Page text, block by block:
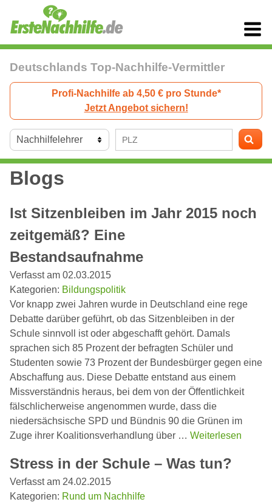
Deutschlands Top-Nachhilfe-Vermittler
Profi-Nachhilfe ab 4,50 € pro Stunde*
Jetzt Angebot sichern!
Blogs
Ist Sitzenbleiben im Jahr 2015 noch
zeitgemäß? Eine
Bestandsaufnahme
Verfasst am 02.03.2015
Kategorien: Bildungspolitik
Vor knapp zwei Jahren wurde in Deutschland eine rege
Debatte darüber geführt, ob das Sitzenbleiben in der
Schule sinnvoll ist oder abgeschafft gehört. Damals
sprachen sich 85 Prozent der befragten Schüler und
Studenten sowie 73 Prozent der Bundesbürger gegen eine
Abschaffung aus. Diese Debatte entstand aus einem
Missverständnis heraus, bei dem von der Öffentlichkeit
fälschlicherweise angenommen wurde, dass die
niedersächsische SPD und Bündnis 90 die Grünen im
Zuge ihrer Koalitionsverhandlung über … Weiterlesen
Stress in der Schule – Was tun?
Verfasst am 24.02.2015
Kategorien: Rund um Nachhilfe